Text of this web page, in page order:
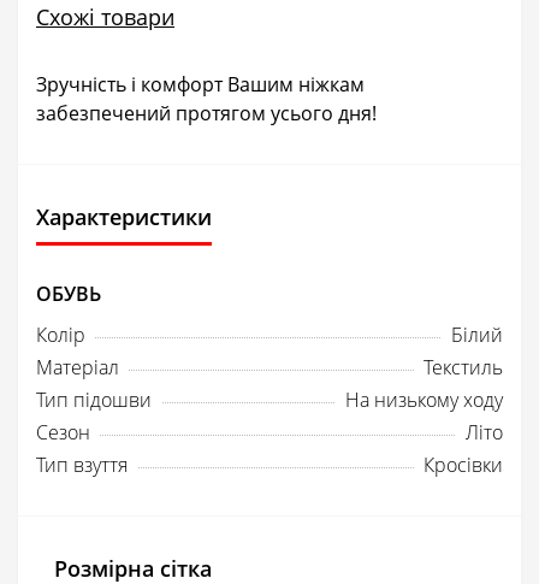
Схожі товари
Зручність і комфорт Вашим ніжкам
забезпечений протягом усього дня!
Характеристики
ОБУВЬ
Колір
Білий
Матеріал
Текстиль
Тип підошви
На низькому ходу
Сезон
Літо
Тип взуття
Кросівки
Розмірна сітка